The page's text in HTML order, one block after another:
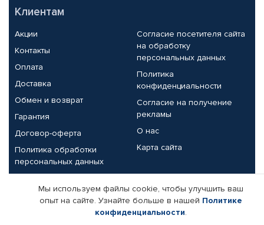
Клиентам
Акции
Контакты
Оплата
Доставка
Обмен и возврат
Гарантия
Договор-оферта
Политика обработки
персональных данных
Согласие посетителя сайта
на обработку
персональных данных
Политика
конфиденциальности
Согласие на получение
рекламы
О нас
Карта сайта
Партнерам
Корпоративным клиентам
Реквизиты компании
Мы используем файлы cookie, чтобы улучшить ваш
опыт на сайте. Узнайте больше в нашей Политике
конфиденциальности.